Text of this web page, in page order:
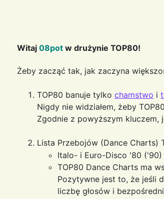
Witaj 08pot w drużynie TOP80!
Żeby zacząć tak, jak zaczyna
TOP80 banuje tylko chamstwo i
Nigdy nie widziałem, żeby
Zgodnie z powyższym kluczem,
Lista Przebojów (Dance Charts)
Italo- i Euro-Disco '80
TOP80 Dance Charts ma
Pozytywne jest to, że jeśli
liczbę głosów i